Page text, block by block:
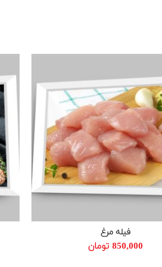
افزودن به سبد خرید
فیله مرغ
850,000 تومان